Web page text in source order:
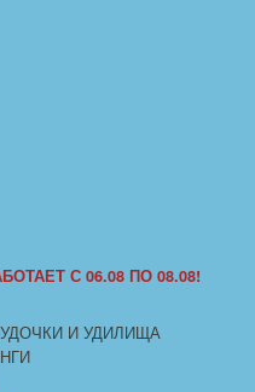
С 06.08 ПО 08.08!
УДОЧКИ И УДИЛИЩА